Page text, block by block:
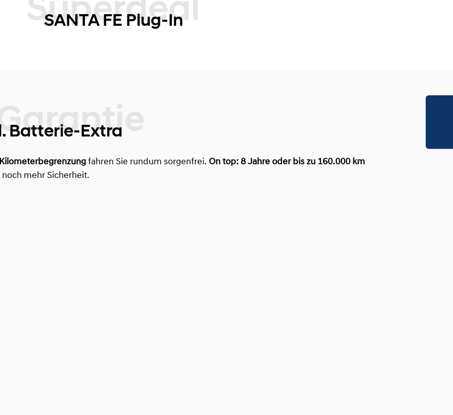
Superdeal
SANTA FE Plug-In
Batterie-Extra
fahren Sie rundum sorgenfrei. On top: 8 Jahre oder bis zu 160.000 km
noch mehr Sicherheit.